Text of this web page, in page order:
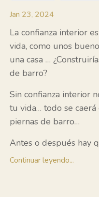
Jan 23, 2024
La confianza interior
vida, como unos
una casa …
de barro?
Sin confianza interior
tu vida… todo se
piernas de barro…
Antes o después hay
Continuar leyendo...